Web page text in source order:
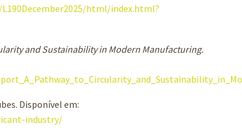
html/index.html?
and Sustainability in Modern Manufacturing.
Disponível em:
industry/